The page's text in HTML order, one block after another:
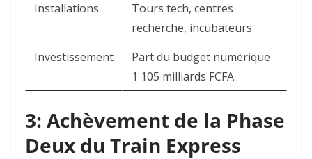
Installations
Tours tech, centres
recherche, incubateurs
Investissement
Part du budget numérique
1 105 milliards FCFA
3: Achèvement de la Phase
Deux du Train Express